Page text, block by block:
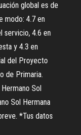
global es de
modo: 4.7 en
servicio, 4.6 en
y 4.3 en
del Proyecto
de Primaria.
Sol
Sol Hermana
*Tus datos